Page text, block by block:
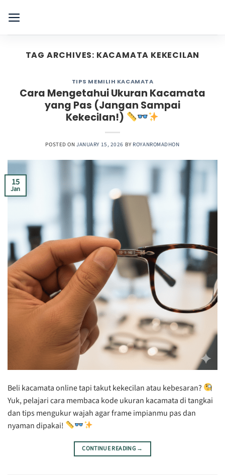
TAG ARCHIVES: KACAMATA KEKECILAN
TIPS MEMILIH KACAMATA
Cara Mengetahui Ukuran Kacamata
yang Pas (Jangan Sampai
Kekecilan!)
POSTED ONJANUARY 15, 2026 BY ROYANROMADHON
15
Jan
Beli kacamata online tapi takut kekecilan atau kebesaran?
Yuk, pelajari cara membaca kode ukuran kacamata di tangkai
dan tips mengukur wajah agar frame impianmu pas dan
nyaman dipakai!
CONTINUE READING →